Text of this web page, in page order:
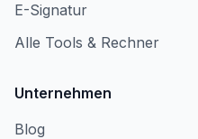
E-Signatur
Alle Tools & Rechner
Unternehmen
Blog